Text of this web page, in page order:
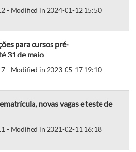
- Modified in 2024-01-12 15:50
para cursos pré-
31 de maio
- Modified in 2023-05-17 19:10
novas vagas e teste de
- Modified in 2021-02-11 16:18